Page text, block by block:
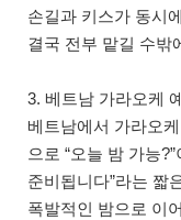
손길과 키스가 동시
결국 전부 맡길 수밖
3. 베트남 가라오케
베트남에서 가라오
으로 “오늘 밤 가능
준비됩니다”라는 짧
폭발적인 밤으로 이